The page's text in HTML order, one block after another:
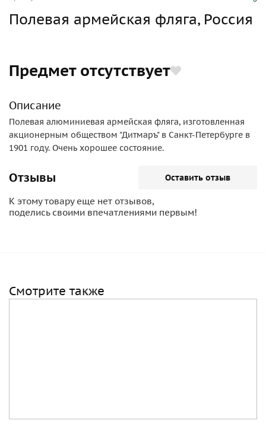
Полевая армейская фляга, Россия
Предмет отсутствует
Описание
Полевая алюминиевая армейская фляга, изготовленная
акционерным обществом "Дитмаръ" в Санкт-Петербурге в
1901 году. Очень хорошее состояние.
Отзывы Оставить отзыв
К этому товару еще нет отзывов,
поделись своими впечатлениями первым!
Смотрите также